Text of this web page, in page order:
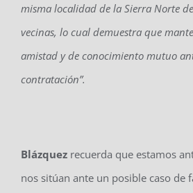
misma localidad de la Sierra Norte
vecinas, lo cual demuestra que
amistad y de conocimiento mutuo
contratación”.
Blázquez recuerda que estamos
nos sitúan ante un posible caso de